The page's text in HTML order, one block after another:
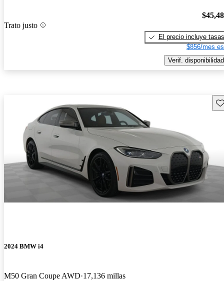
Trato justo
El precio incluye tasas
$856/mes
Verif. disponibilidad
2024 BMW i4
M50 Gran Coupe AWD 17,136 millas